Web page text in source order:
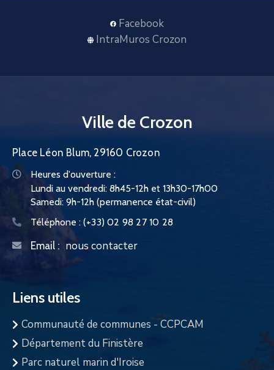
Facebook
IntraMuros Crozon
Ville de Crozon
Place Léon Blum, 29160 Crozon
Heures d'ouverture :
Lundi au vendredi: 8h45-12h et 13h30-17h00
Samedi: 9h-12h (permanence état-civil)
Téléphone : (+33) 02 98 27 10 28
Email : nous contacter
Liens utiles
Communauté de communes - CCPCAM
Département du Finistère
Parc naturel marin d'Iroise